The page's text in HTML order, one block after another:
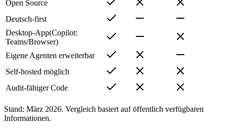
Open Source
Deutsch-first
Desktop-App(Copilot:
Teams/Browser)
Eigene Agenten erweiterbar
Self-hosted möglich
Audit-fähiger Code
Stand: März 2026. Vergleich basiert auf öffentlich verfügbaren
Informationen.